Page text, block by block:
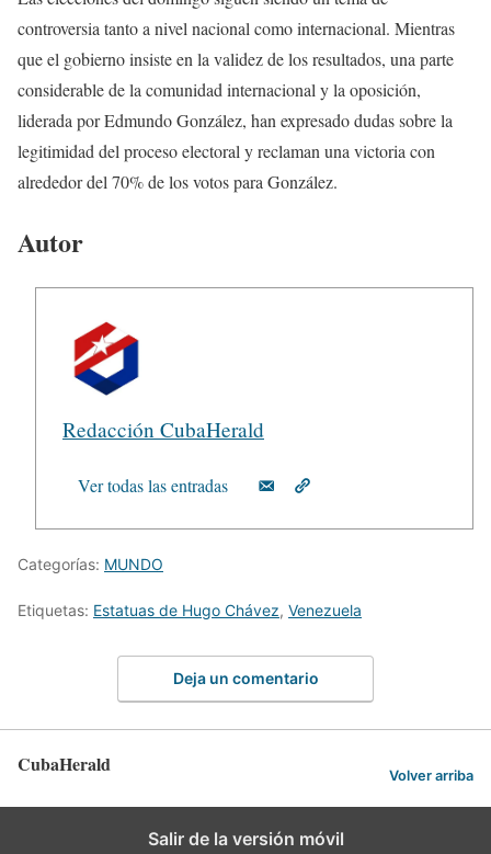
controversia tanto a nivel nacional como internacional. Mientras
que el gobierno insiste en la validez de los resultados, una parte
considerable de la comunidad internacional y la oposición,
liderada por Edmundo González, han expresado dudas sobre la
legitimidad del proceso electoral y reclaman una victoria con
alrededor del 70% de los votos para González.
Autor
Redacción CubaHerald
Ver todas las entradas
Categorías: MUNDO
Etiquetas: Estatuas de Hugo Chávez, Venezuela
Deja un comentario
CubaHerald Volver arriba
Salir de la versión móvil